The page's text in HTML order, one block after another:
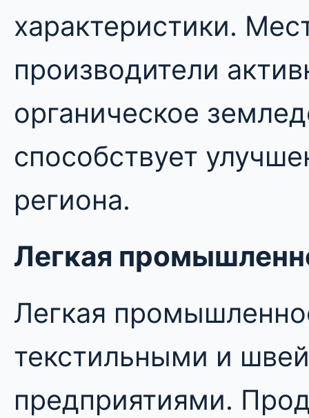
характеристики.
производители
органическое
способствует
региона.
Легкая
Легкая
текстильными и
предприятиями.